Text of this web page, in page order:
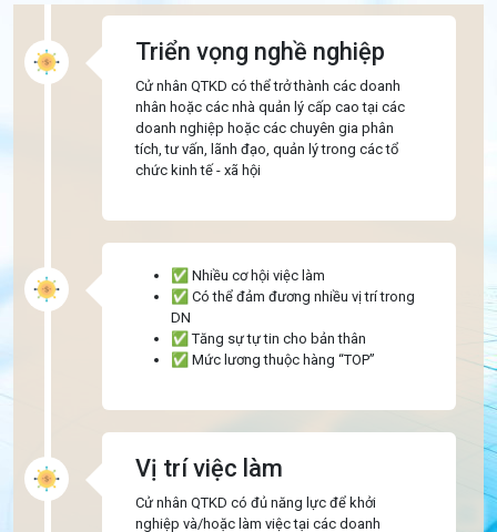
Triển vọng nghề nghiệp
Cử nhân QTKD có thể trở thành các doanh
nhân hoặc các nhà quản lý cấp cao tại các
doanh nghiệp hoặc các chuyên gia phân
tích, tư vấn, lãnh đạo, quản lý trong các tổ
chức kinh tế - xã hội
✅ Nhiều cơ hội việc làm
✅ Có thể đảm đương nhiều vị trí trong
DN
✅ Tăng sự tự tin cho bản thân
✅ Mức lương thuộc hàng “TOP”
Vị trí việc làm
Cử nhân QTKD có đủ năng lực để khởi
nghiệp và/hoặc làm việc tại các doanh